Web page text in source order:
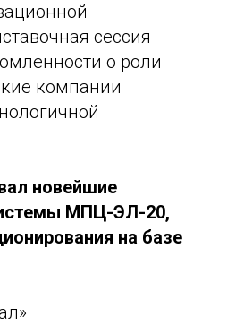
сессия
о роли
компании
новейшие
МПЦ-ЭЛ-20,
на базе